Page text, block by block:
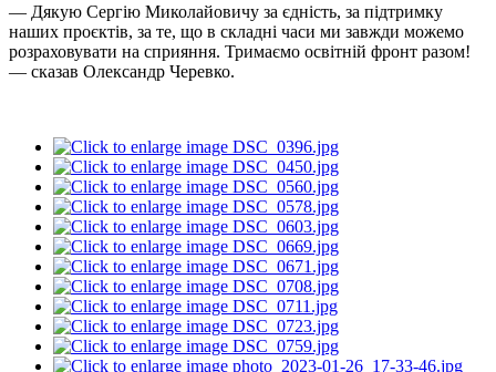
— Дякую Сергію Миколайовичу за єдність, за підтримку
наших проєктів, за те, що в складні часи ми завжди можемо
розраховувати на сприяння. Тримаємо освітній фронт разом!
— сказав Олександр Черевко.